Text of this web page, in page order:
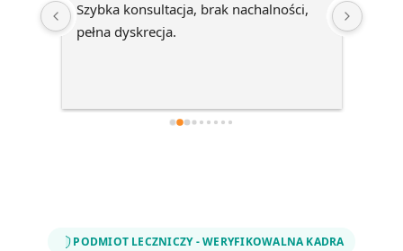
Szybka konsultacja, brak nachalności,
pełna dyskrecja.
PODMIOT LECZNICZY - WERYFIKOWALNA KADRA